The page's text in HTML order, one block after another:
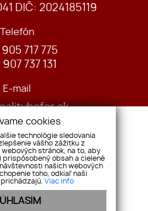
DIČ: 2024185119
Telefón
717 775
737 131
E-mail
poriadok
podmienky
cookies
technológie sledovania
vášho zážitku z
stránok, na to, aby
prispôsobený obsah a cielené
našich webových
toho, odkiaľ naši
Viac info